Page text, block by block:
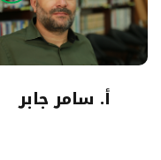
أ. سامر جابر